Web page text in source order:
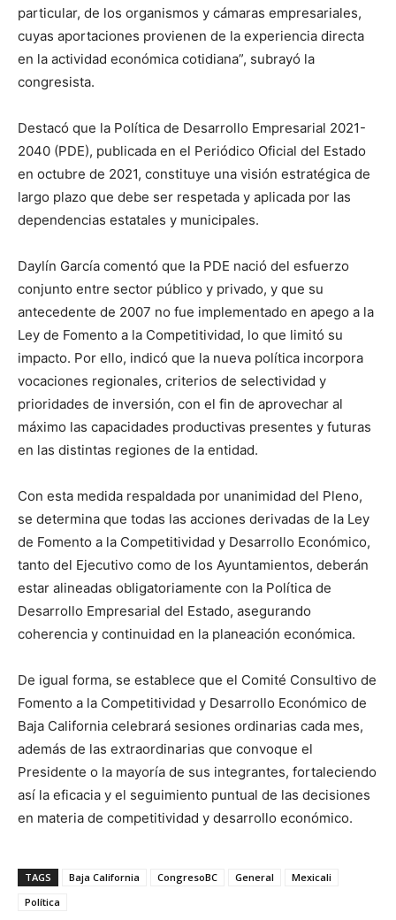
particular, de los organismos y cámaras empresariales,
cuyas aportaciones provienen de la experiencia directa
en la actividad económica cotidiana”, subrayó la
congresista.
Destacó que la Política de Desarrollo Empresarial 2021-
2040 (PDE), publicada en el Periódico Oficial del Estado
en octubre de 2021, constituye una visión estratégica de
largo plazo que debe ser respetada y aplicada por las
dependencias estatales y municipales.
Daylín García comentó que la PDE nació del esfuerzo
conjunto entre sector público y privado, y que su
antecedente de 2007 no fue implementado en apego a la
Ley de Fomento a la Competitividad, lo que limitó su
impacto. Por ello, indicó que la nueva política incorpora
vocaciones regionales, criterios de selectividad y
prioridades de inversión, con el fin de aprovechar al
máximo las capacidades productivas presentes y futuras
en las distintas regiones de la entidad.
Con esta medida respaldada por unanimidad del Pleno,
se determina que todas las acciones derivadas de la Ley
de Fomento a la Competitividad y Desarrollo Económico,
tanto del Ejecutivo como de los Ayuntamientos, deberán
estar alineadas obligatoriamente con la Política de
Desarrollo Empresarial del Estado, asegurando
coherencia y continuidad en la planeación económica.
De igual forma, se establece que el Comité Consultivo de
Fomento a la Competitividad y Desarrollo Económico de
Baja California celebrará sesiones ordinarias cada mes,
además de las extraordinarias que convoque el
Presidente o la mayoría de sus integrantes, fortaleciendo
así la eficacia y el seguimiento puntual de las decisiones
en materia de competitividad y desarrollo económico.
TAGS Baja California CongresoBC General
Mexicali
Política